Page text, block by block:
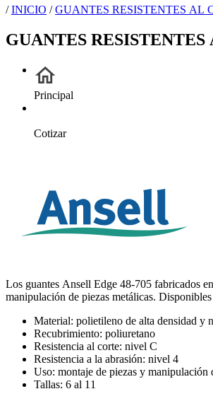
/INICIO /GUANTES RESISTENTES AL
GUANTES
Principal
Cotizar
Los guantes Ansell Edge 48-705 fabricados
manipulación de piezas metálicas.
Material: polietileno de alta densidad y
Recubrimiento: poliuretano
Resistencia al corte: nivel C
Resistencia a la abrasión: nivel 4
Uso: montaje de piezas y manipulación
Tallas: 6 al 11